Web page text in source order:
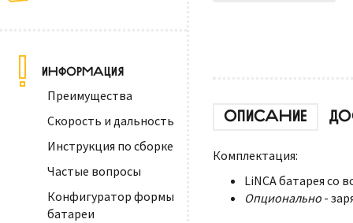
ИНФОРМАЦИЯ
Преимущества
Скорость и дальность
Инструкция по сборке
Частые вопросы
Конфигуратор формы
батареи
ОПИСАНИЕ
Комплектация:
LiNCA батарея со
Опционально -